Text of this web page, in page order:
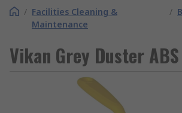
/ Facilities Cleaning &
Maintenance
/
Vikan Grey Duster ABS